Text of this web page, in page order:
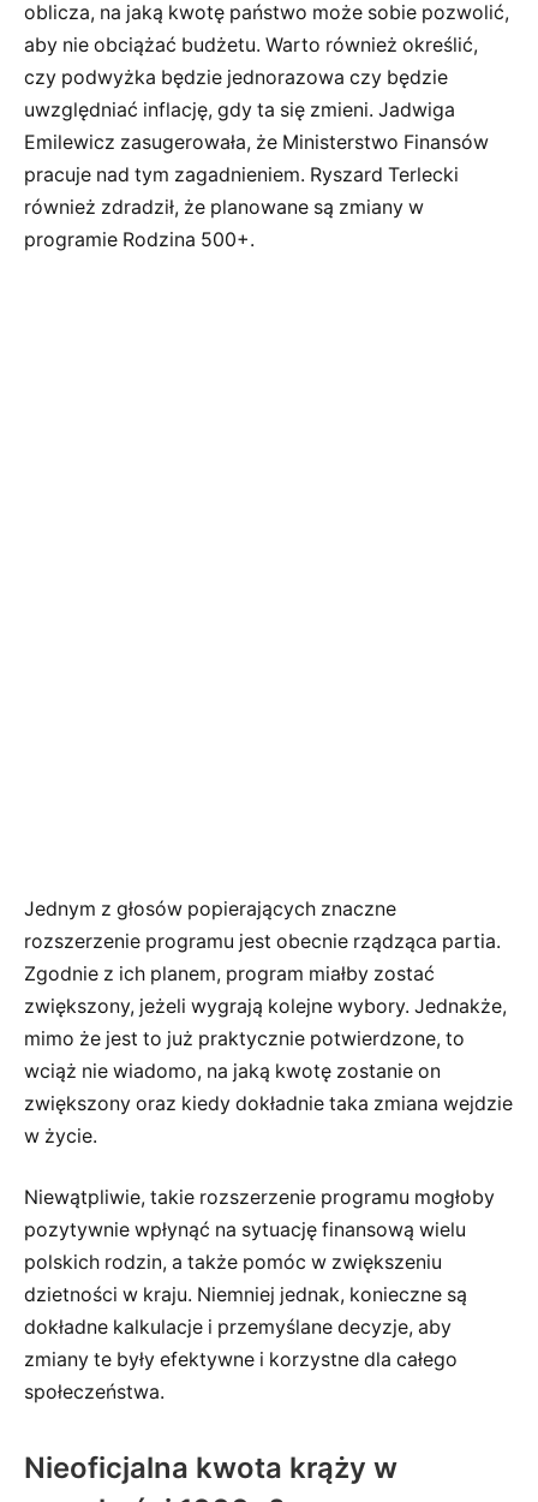
oblicza, na jaką kwotę państwo może sobie pozwolić,
aby nie obciążać budżetu. Warto również określić,
czy podwyżka będzie jednorazowa czy będzie
uwzględniać inflację, gdy ta się zmieni. Jadwiga
Emilewicz zasugerowała, że Ministerstwo Finansów
pracuje nad tym zagadnieniem. Ryszard Terlecki
również zdradził, że planowane są zmiany w
programie Rodzina 500+.
Jednym z głosów popierających znaczne
rozszerzenie programu jest obecnie rządząca partia.
Zgodnie z ich planem, program miałby zostać
zwiększony, jeżeli wygrają kolejne wybory. Jednakże,
mimo że jest to już praktycznie potwierdzone, to
wciąż nie wiadomo, na jaką kwotę zostanie on
zwiększony oraz kiedy dokładnie taka zmiana wejdzie
w życie.
Niewątpliwie, takie rozszerzenie programu mogłoby
pozytywnie wpłynąć na sytuację finansową wielu
polskich rodzin, a także pomóc w zwiększeniu
dzietności w kraju. Niemniej jednak, konieczne są
dokładne kalkulacje i przemyślane decyzje, aby
zmiany te były efektywne i korzystne dla całego
społeczeństwa.
Nieoficjalna kwota krąży w